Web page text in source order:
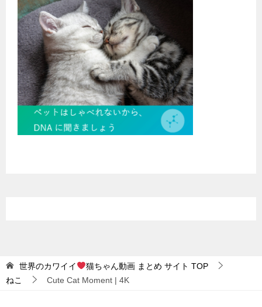
世界のカワイイ 猫ちゃん動画 まとめ サイト TOP
ねこ
Cute Cat Moment | 4K